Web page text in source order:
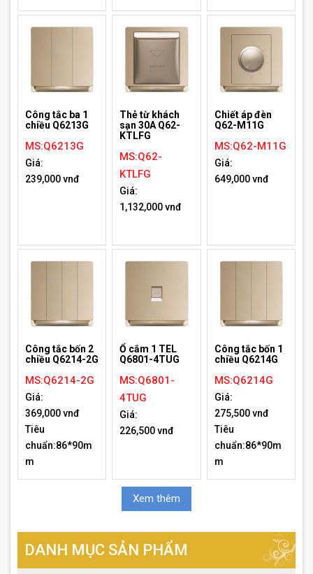
Công tắc ba 1
chiều Q6213G
MS:Q6213G
Giá:
239,000 vnđ
Thẻ từ khách
sạn 30A Q62-
KTLFG
MS:Q62-
KTLFG
Giá:
1,132,000 vnđ
Chiết áp đèn
Q62-M11G
MS:Q62-M11G
Giá:
649,000 vnđ
Công tắc bốn 2
chiều Q6214-2G
MS:Q6214-2G
Giá:
369,000 vnđ
Tiêu
chuẩn:86*90m
m
Ổ cắm 1 TEL
Q6801-4TUG
MS:Q6801-
4TUG
Giá:
226,500 vnđ
Công tắc bốn 1
chiều Q6214G
MS:Q6214G
Giá:
275,500 vnđ
Tiêu
chuẩn:86*90m
m
Xem thêm
DANH MỤC SẢN PHẨM